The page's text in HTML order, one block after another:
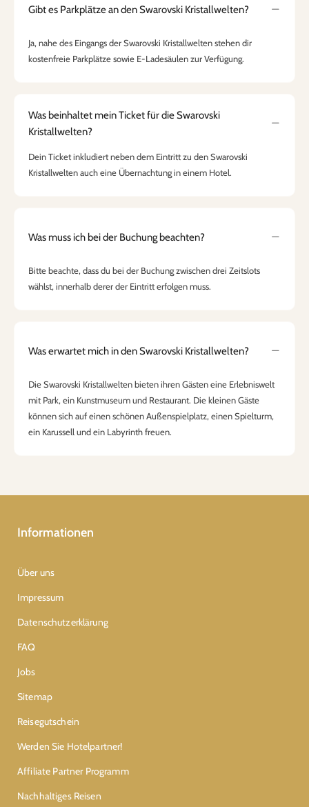
Gibt es Parkplätze an den Swarovski Kristallwelten?
Ja, nahe des Eingangs der Swarovski Kristallwelten stehen dir
kostenfreie Parkplätze sowie E-Ladesäulen zur Verfügung.
Was beinhaltet mein Ticket für die Swarovski
Kristallwelten?
Dein Ticket inkludiert neben dem Eintritt zu den Swarovski
Kristallwelten auch eine Übernachtung in einem Hotel.
Was muss ich bei der Buchung beachten?
Bitte beachte, dass du bei der Buchung zwischen drei Zeitslots
wählst, innerhalb derer der Eintritt erfolgen muss.
Was erwartet mich in den Swarovski Kristallwelten?
Die Swarovski Kristallwelten bieten ihren Gästen eine Erlebniswelt
mit Park, ein Kunstmuseum und Restaurant. Die kleinen Gäste
können sich auf einen schönen Außenspielplatz, einen Spielturm,
ein Karussell und ein Labyrinth freuen.
Informationen
Über uns
Impressum
Datenschutzerklärung
FAQ
Jobs
Sitemap
Reisegutschein
Werden Sie Hotelpartner!
Affiliate Partner Programm
Nachhaltiges Reisen